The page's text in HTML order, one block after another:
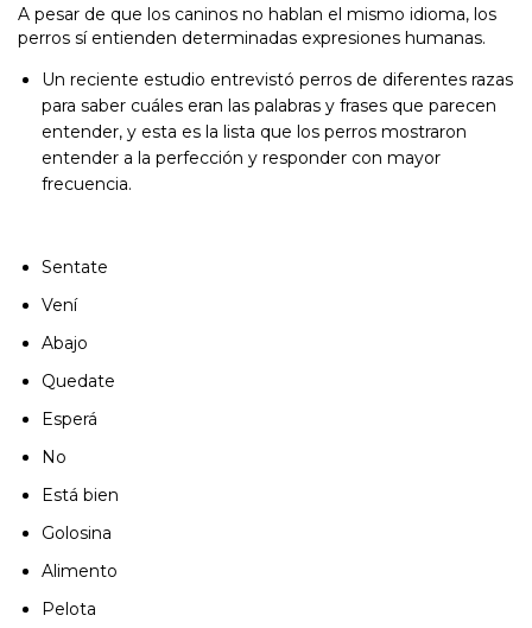
A pesar de que los caninos no hablan el mismo idioma, los
perros sí entienden determinadas expresiones humanas.
Un reciente estudio entrevistó perros de diferentes razas
para saber cuáles eran las palabras y frases que parecen
entender, y esta es la lista que los perros mostraron
entender a la perfección y responder con mayor
frecuencia.
Sentate
Vení
Abajo
Quedate
Esperá
No
Está bien
Golosina
Alimento
Pelota